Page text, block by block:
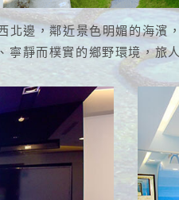
北邊，鄰近景色明媚的海
寧靜而樸實的鄉野環境，